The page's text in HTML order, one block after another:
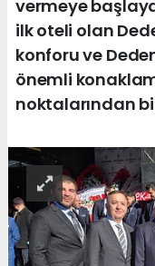
vermeye
ilk oteli olan
konforu ve
önemli
noktalarından